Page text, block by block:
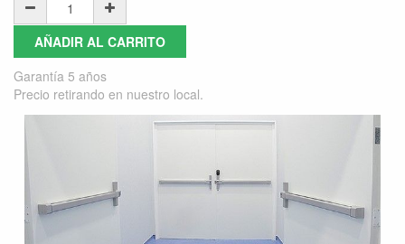
AÑADIR AL CARRITO
Garantía 5 años
Precio retirando en nuestro local.